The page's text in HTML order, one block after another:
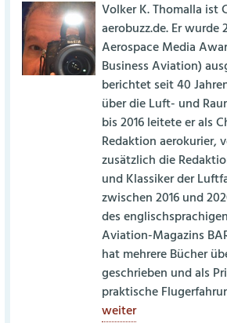
Volker K. Thomalla ist
aerobuzz.de. Er wurde
Aerospace Media
Business Aviation)
berichtet seit 40
über die Luft- und
bis 2016 leitete er als
Redaktion aerokurier,
zusätzlich die
und Klassiker der
zwischen 2016 und
des
Aviation-Magazins
hat mehrere Bücher
geschrieben und als
praktische
weiter